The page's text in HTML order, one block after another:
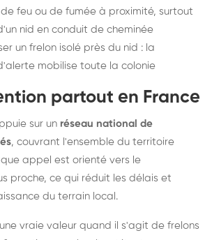
feu ou de fumée à proximité, surtout
nid en conduit de cheminée
un frelon isolé près du nid : la
mobilise toute la colonie
partout en France
sur un réseau national de
, couvrant l'ensemble du territoire
appel est orienté vers le
proche, ce qui réduit les délais et
du terrain local.
vraie valeur quand il s'agit de frelons